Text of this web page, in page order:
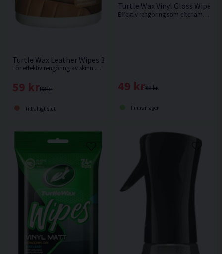
Turtle Wax Leather Wipes 32st Läderrengöring
För effektiv rengöring av skinn och läder.
83 kr
59 kr
Tillfälligt slut
Turtle Wax Vinyl Gloss Wipes
Effektiv rengöring som efterlämnar en skyddande blank yta.
83 kr
49 kr
Finns i lager